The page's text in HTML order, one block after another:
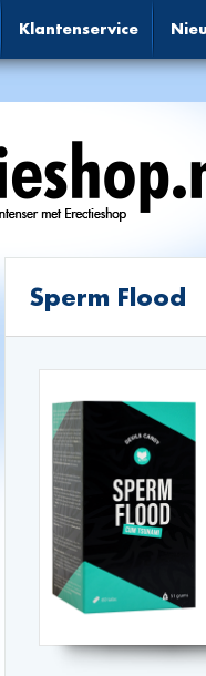
Klantenservice
Sperm Flood